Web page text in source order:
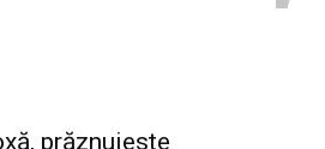
prăznuieste